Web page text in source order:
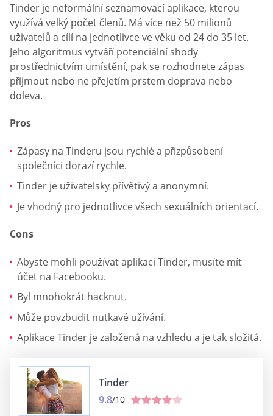
Tinder je neformální seznamovací aplikace, kterou
využívá velký počet členů. Má více než 50 milionů
uživatelů a cílí na jednotlivce ve věku od 24 do 35 let.
Jeho algoritmus vytváří potenciální shody
prostřednictvím umístění, pak se rozhodnete zápas
přijmout nebo ne přejetím prstem doprava nebo
doleva.
Pros
Zápasy na Tinderu jsou rychlé a přizpůsobení
společníci dorazí rychle.
Tinder je uživatelsky přívětivý a anonymní.
Je vhodný pro jednotlivce všech sexuálních orientací.
Cons
Abyste mohli používat aplikaci Tinder, musíte mít
účet na Facebooku.
Byl mnohokrát hacknut.
Může povzbudit nutkavé užívání.
Aplikace Tinder je založená na vzhledu a je tak složitá.
Tinder
9.8/10